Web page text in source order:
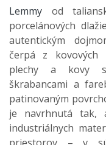
Lemmy od
porcelánových
autentickým
čerpá z kovových
plechy a kovy
škrabancami a
patinovaným
je navrhnutá tak,
industriálnych